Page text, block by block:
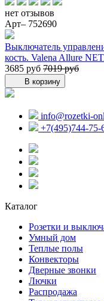
нет отзывов
Арт– 752690
Выключатель
кость. Valena Allure
3685 руб 7019 руб
В корзину
info@rozetki-
+7(495)744-75-
Каталог
Розетки и
Умный дом
Теплые полы
Конвекторы
Дверные звонки
Лючки
Распродажа